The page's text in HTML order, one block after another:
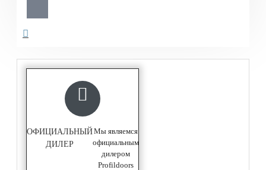
ОФИЦИАЛЬНЫЙ
ДИЛЕР
Мы являемся
официальным
дилером
Profildoors